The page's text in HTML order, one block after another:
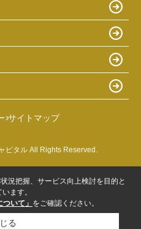
サイトマップ
ピタル All Rights Reserved.
況把握、サービス向上検討を目的と
ます。
いて」 をご確認ください。
る